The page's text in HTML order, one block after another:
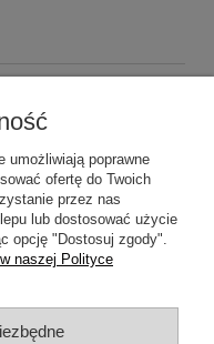
umożliwiają poprawne
ofertę do Twoich
przez nas
lub dostosować użycie
opcję "Dostosuj zgody".
naszej Polityce